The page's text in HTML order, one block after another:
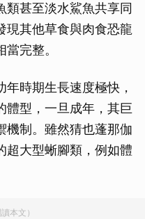
類甚至淡水鯊魚共享同
現其他草食與肉食恐龍
完整。
時期生長速度極快，
體型，一旦成年，其巨
機制。雖然猜也蓬那伽
超大型蜥腳類，例如體
本文）